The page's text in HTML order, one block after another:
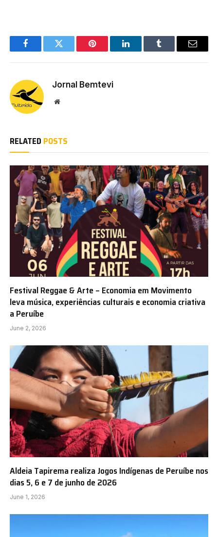
FacebookTwitter Pinterest LinkedInTumblr Email
Jornal Bemtevi
Website
RELATED POSTS
Festival Reggae & Arte – Economia em Movimento
leva música, experiências culturais e economia criativa
a Peruíbe
June 2, 2026
Aldeia Tapirema realiza Jogos Indígenas de Peruíbe nos
dias 5, 6 e 7 de junho de 2026
June 1, 2026